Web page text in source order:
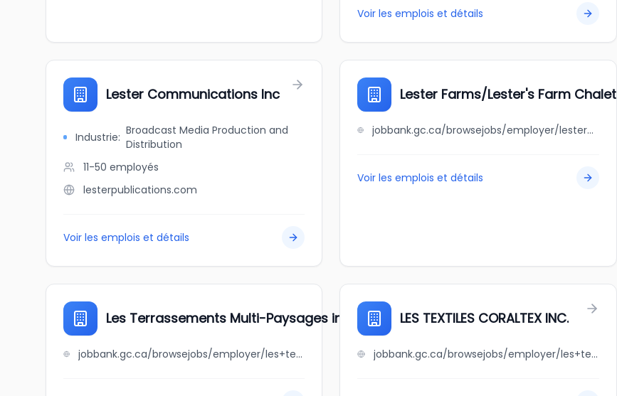
Voir les emplois et détails
Lester Communications Inc
Industrie: Broadcast Media Production and
Distribution
11-50 employés
lesterpublications.com
Voir les emplois et détails
Lester Farms/Lester's Farm Chalet
jobbank.gc.ca/browsejobs/employer/lester+farms%2Flester%27s+farm+chalet/ca
Voir les emplois et détails
Les Terrassements Multi-Paysages inc
jobbank.gc.ca/browsejobs/employer/les+terrassements+multi-paysages+inc/ca
LES TEXTILES CORALTEX INC.
jobbank.gc.ca/browsejobs/employer/les+textiles+coraltex+inc./ca